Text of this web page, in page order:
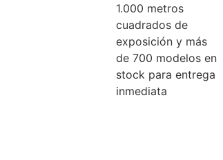
1.000 metros
cuadrados de
exposición y más
de 700 modelos en
stock para entrega
inmediata